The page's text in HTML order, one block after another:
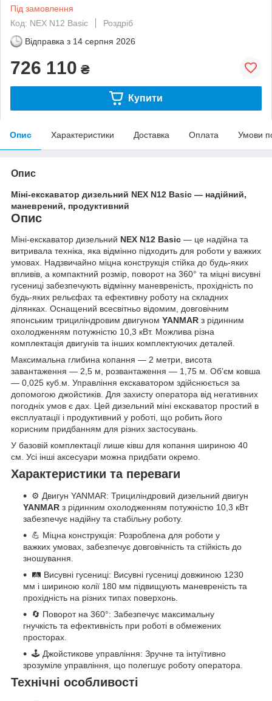
Під замовлення
Код: NEX N12 Basic
Роздріб
Відправка з 14 серпня 2026
726 110 ₴
Купити
Опис Характеристики Доставка Оплата Умови
Опис
Міні-екскаватор дизельний NEX N12 Basic — надійний,
маневрений, продуктивний
Опис
Міні-екскаватор дизельний NEX N12 Basic — це надійна та
витривала техніка, яка відмінно підходить для роботи у важких
умовах. Надзвичайно міцна конструкція стійка до будь-яких
впливів, а компактний розмір, поворот на 360° та міцні висувні
гусениці забезпечують відмінну маневреність, прохідність по
будь-яких рельєфах та ефективну роботу на складних
ділянках. Оснащений всесвітньо відомим, довговічним
японським трициліндровим двигуном YANMAR з рідинним
охолодженням потужністю 10,3 кВт. Можлива різна
комплектація двигунів та інших комплектуючих деталей.
Максимальна глибина копання — 2 метри, висота
завантаження — 2,5 м, розвантаження — 1,75 м. Об’єм ковша
— 0,025 куб.м. Управління екскаватором здійснюється за
допомогою джойстиків. Для захисту оператора від негативних
погодніх умов є дах. Цей дизельний міні екскаватор простий в
експлуатації і продуктивний у роботі, що робить його
корисним придбанням для різних застосувань.
У базовій комплектації лише ківш для копання шириною 40
см. Усі інші аксесуари можна придбати окремо.
Характеристики та переваги
⚙️ Двигун YANMAR: Трициліндровий дизельний двигун
YANMAR з рідинним охолодженням потужністю 10,3 кВт
забезпечує надійну та стабільну роботу.
💪 Міцна конструкція: Розроблена для роботи у
важких умовах, забезпечує довговічність та стійкість до
зношування.
🛤️ Висувні гусениці: Висувні гусениці довжиною 1230
мм і шириною колії 180 мм підвищують маневреність та
прохідність на різних типах поверхонь.
🔄 Поворот на 360°: Забезпечує максимальну
гнучкість та ефективність при роботі в обмежених
просторах.
🕹️ Джойстикове управління: Зручне та інтуїтивно
зрозуміле управління, що полегшує роботу оператора.
Технічні особливості